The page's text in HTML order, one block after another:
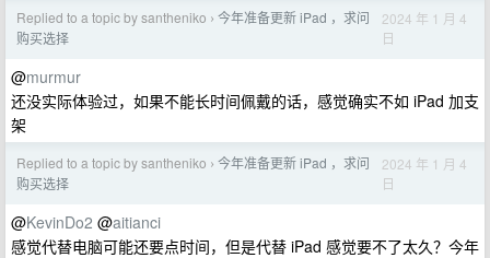
Replied to a topic by santheniko › 今年准备更新 iPad ，求问
购买选择
2024 年 1 月 4
日
@murmur
还没实际体验过，如果不能长时间佩戴的话，感觉确实不如 iPad 加支
架
Replied to a topic by santheniko › 今年准备更新 iPad ，求问
购买选择
2024 年 1 月 4
日
@KevinDo2 @aitianci
感觉代替电脑可能还要点时间，但是代替 iPad 感觉要不了太久？今年